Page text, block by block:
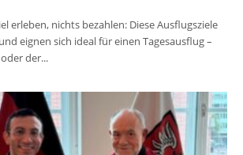
erleben, nichts bezahlen: Diese Ausflugsziele
eignen sich ideal für einen Tagesausflug –
der...